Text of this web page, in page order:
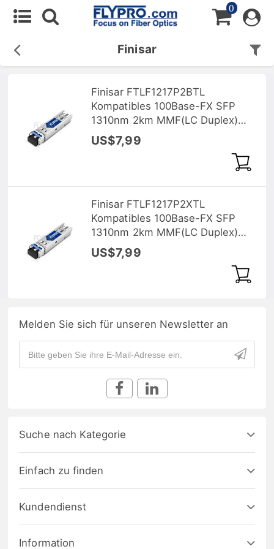
0
Finisar
Finisar FTLF1217P2BTL
Kompatibles 100Base-FX SFP
1310nm 2km MMF(LC Duplex)
DOM Optische Transceiver
US$7,99
Finisar FTLF1217P2XTL
Kompatibles 100Base-FX SFP
1310nm 2km MMF(LC Duplex)
DOM Optische Transceiver
US$7,99
Melden Sie sich für unseren Newsletter an
Suche nach Kategorie
Einfach zu finden
Kundendienst
Information